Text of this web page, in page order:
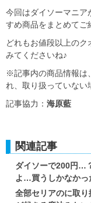
今回はダイソーマニア
すめ商品をまとめてご
どれもお値段以上の
みてくださいね♪
※記事内の商品情報は
れ、取り扱っていない
記事協力： 海原藍
関連記事
ダイソーで200円…
よ…買うしかなかっ
全部セリアのに取